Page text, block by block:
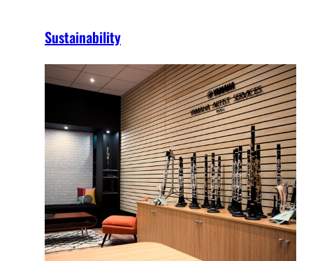
Sustainability